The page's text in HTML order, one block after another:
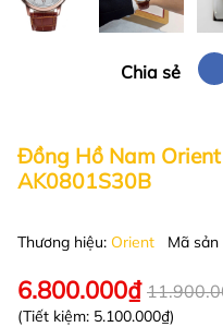
Chia sẻ
Đồng Hồ Nam
AK0801S30B
Thương hiệu: Orient Mã sản
6.800.000₫
(Tiết kiệm: 5.100.000₫)